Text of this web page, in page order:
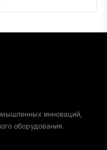
инноваций,
оборудования.